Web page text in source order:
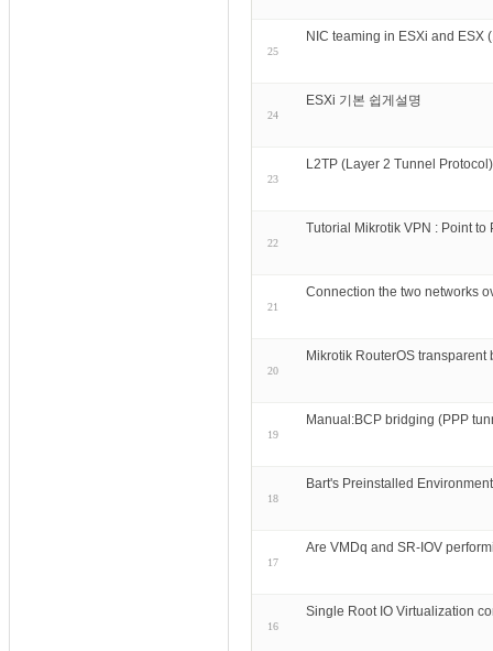
25
NIC teaming in ESXi and ESX
24
ESXi 기본 쉽게설명
23
L2TP (Layer 2 Tunnel
22
Tutorial Mikrotik VPN : Point
21
Connection the two networks
20
Mikrotik RouterOS
19
Manual:BCP bridging (PPP
18
Bart's Preinstalled
17
Are VMDq and SR-IOV
16
Single Root IO Virtualization